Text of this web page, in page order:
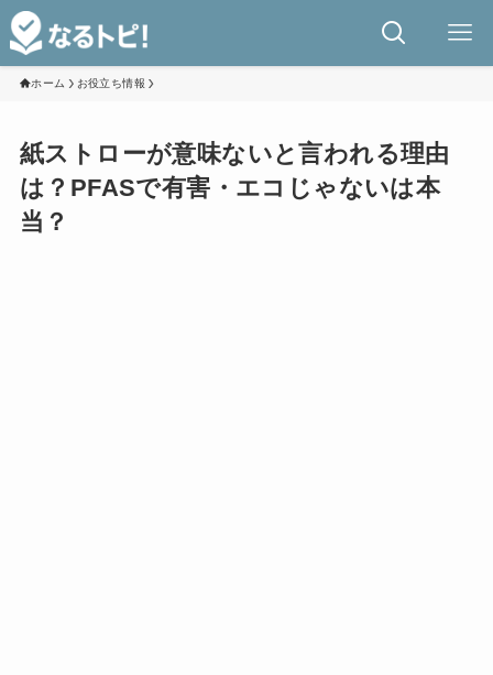
ホーム お役立ち情報
紙ストローが意味ないと言われる理由
は？PFASで有害・エコじゃないは本
当？